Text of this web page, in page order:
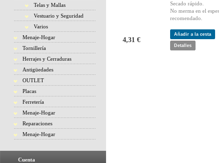
Telas y Mallas
Vestuario y Seguridad
Varios
Menaje-Hogar
Tornillería
Herrajes y Cerraduras
Antigüedades
OUTLET
Placas
Ferretería
Menaje-Hogar
Reparaciones
Menaje-Hogar
Cuenta
Secado rápido.
No merma en el
recomendado.
4,31 €
Añadir a la cesta
Detalles